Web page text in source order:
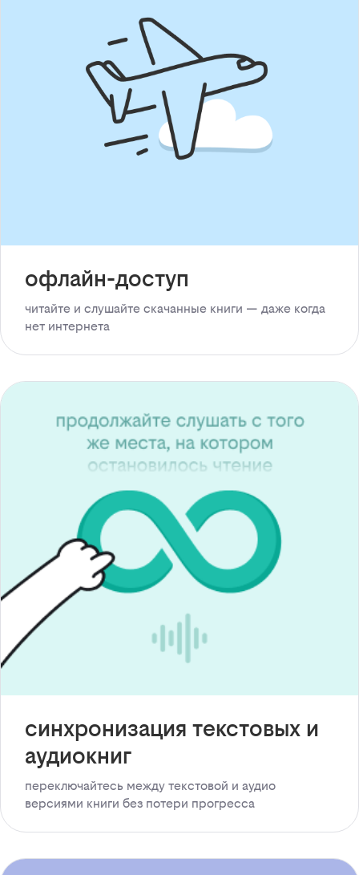
офлайн-доступ
читайте и слушайте скачанные книги — даже когда
нет интернета
синхронизация текстовых и
аудиокниг
переключайтесь между текстовой и аудио
версиями книги без потери прогресса